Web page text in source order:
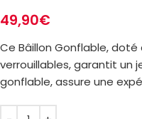
49,90€
Ce Bâillon Gonflable,
verrouillables, garantit un
gonflable, assure une